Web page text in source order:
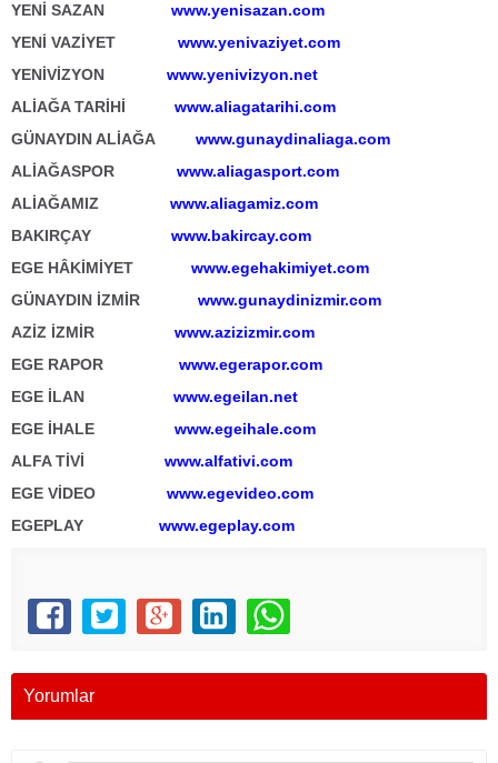
YENİ SAZAN www.yenisazan.com
YENİ VAZİYET www.yenivaziyet.com
YENİVİZYON www.yenivizyon.net
ALİAĞA TARİHİ www.aliagatarihi.com
GÜNAYDIN ALİAĞA
www.gunaydinaliaga.com
ALİAĞASPOR www.aliagasport.com
ALİAĞAMIZ www.aliagamiz.com
BAKIRÇAY www.bakircay.com
EGE HÂKİMİYET www.egehakimiyet.com
GÜNAYDIN İZMİR www.gunaydinizmir.com
AZİZ İZMİR www.azizizmir.com
EGE RAPOR www.egerapor.com
EGE İLAN www.egeilan.net
EGE İHALE www.egeihale.com
ALFA TİVİ www.alfativi.com
EGE VİDEO www.egevideo.com
EGEPLAY www.egeplay.com
Yorumlar